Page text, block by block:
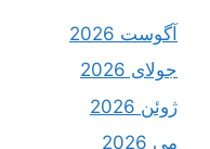
آگوست 2026
جولای 2026
ژوئن 2026
می 2026